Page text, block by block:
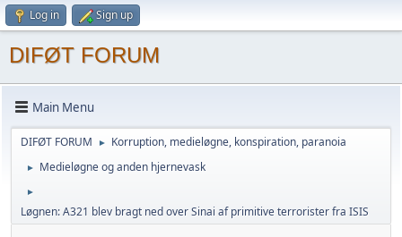
Log in Sign up
DIFØT FORUM
Main Menu
DIFØT FORUM ► Korruption, medieløgne, konspiration, paranoia
► Medieløgne og anden hjernevask
►
Løgnen: A321 blev bragt ned over Sinai af primitive terrorister fra ISIS